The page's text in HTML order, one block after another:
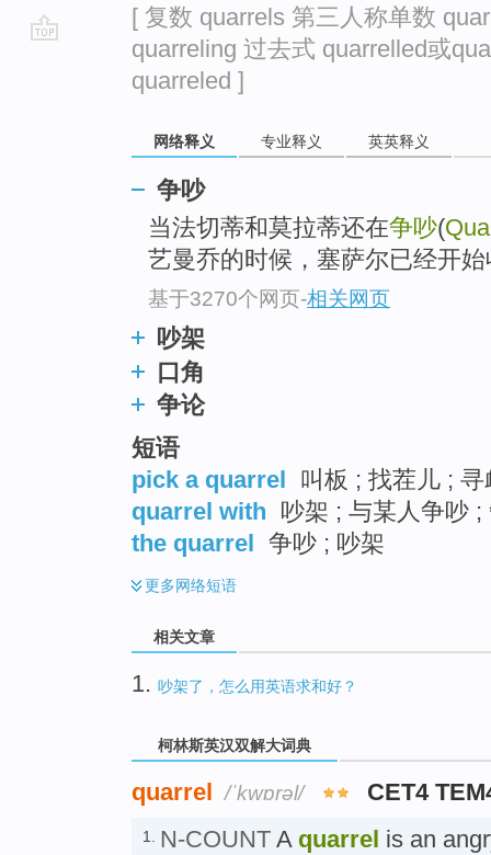
[ 复数 quarrels 第三人称单数
quarreling 过去式 quarrelled或
quarreled ]
网络释义 专业释义 英英释义
争吵
当法切蒂和莫拉蒂还在争吵(
艺曼乔的时候，塞萨尔已经开
基于3270个网页-相关网页
吵架
口角
争论
短语
pick a quarrel 叫板 ; 找茬儿 ;
quarrel with 吵架 ; 与某人争吵 ;
the quarrel 争吵 ; 吵架
更多网络短语
相关文章
1. 吵架了，怎么用英语求和好？
柯林斯英汉双解大词典
quarrel /ˈkwɒrəl/ CET4
1. N-COUNT A quarrel is an